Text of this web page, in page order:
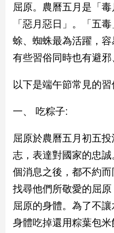
政
焦
點
品
觀
民
國
點
觀
點
兩
岸/
屈原。農曆五月是「
「惡月惡日」。「五
蜍、蜘蛛最為活躍，容
有些習俗同時也有避邪
以下是端午節常見的習
一、 吃粽子:
屈原於農曆五月初五
志，表達對國家的忠
個消息之後，都不約
找尋他們所敬愛的屈
屈原的身體。為了不
身體吃掉還用粽葉包